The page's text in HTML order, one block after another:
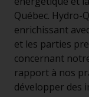
Québec. Hydro-
enrichissant
et les parties
concernant
rapport à nos
développer des